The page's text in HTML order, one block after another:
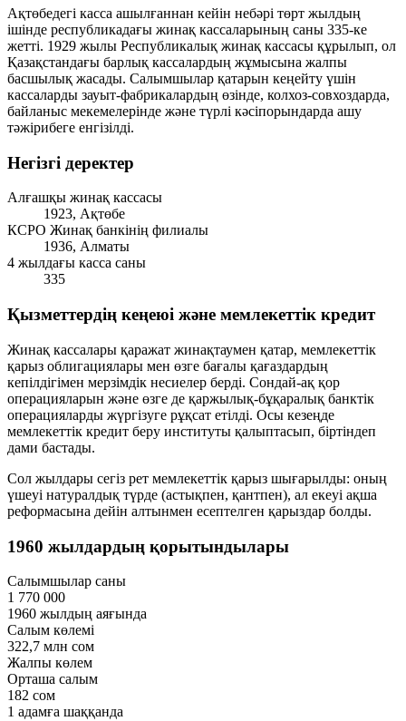
Ақтөбедегі касса ашылғаннан кейін небәрі төрт жылдың
ішінде республикадағы жинақ кассаларының саны 335-ке
жетті. 1929 жылы Республикалық жинақ кассасы құрылып, ол
Қазақстандағы барлық кассалардың жұмысына жалпы
басшылық жасады. Салымшылар қатарын кеңейту үшін
кассаларды зауыт-фабрикалардың өзінде, колхоз-совхоздарда,
байланыс мекемелерінде және түрлі кәсіпорындарда ашу
тәжірибеге енгізілді.
Негізгі деректер
Алғашқы жинақ кассасы
1923, Ақтөбе
КСРО Жинақ банкінің филиалы
1936, Алматы
4 жылдағы касса саны
335
Қызметтердің кеңеюі және мемлекеттік кредит
Жинақ кассалары қаражат жинақтаумен қатар, мемлекеттік
қарыз облигациялары мен өзге бағалы қағаздардың
кепілдігімен мерзімдік несиелер берді. Сондай-ақ қор
операцияларын және өзге де қаржылық-бұқаралық банктік
операцияларды жүргізуге рұқсат етілді. Осы кезеңде
мемлекеттік кредит беру институты қалыптасып, біртіндеп
дами бастады.
Сол жылдары сегіз рет мемлекеттік қарыз шығарылды: оның
үшеуі натуралдық түрде (астықпен, қантпен), ал екеуі ақша
реформасына дейін алтынмен есептелген қарыздар болды.
1960 жылдардың қорытындылары
Салымшылар саны
1 770 000
1960 жылдың аяғында
Салым көлемі
322,7 млн сом
Жалпы көлем
Орташа салым
182 сом
1 адамға шаққанда